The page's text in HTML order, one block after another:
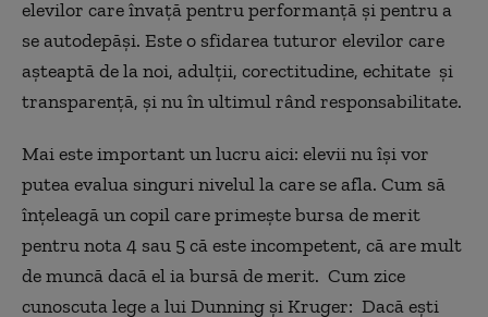
elevilor care învață pentru performanță și pentru a
se autodepăși. Este o sfidarea tuturor elevilor care
așteaptă de la noi, adulții, corectitudine, echitate și
transparență, și nu în ultimul rând responsabilitate.
Mai este important un lucru aici: elevii nu își vor
putea evalua singuri nivelul la care se afla. Cum să
înțeleagă un copil care primește bursa de merit
pentru nota 4 sau 5 că este incompetent, că are mult
de muncă dacă el ia bursă de merit. Cum zice
cunoscuta lege a lui Dunning și Kruger: Dacă ești